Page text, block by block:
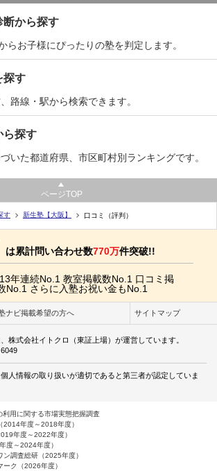
断から探す
らお子様にぴったりの塾を判定します。
探す
路線・駅から検索できます。
ら探す
いた都道府県、市区町村別ランキングです。
ページTOP
す 新生塾【大阪】 口コミ（評判）
は累計問い合わせ数770万件突破!!
ナビ掲載希望の方へ サイトマップ
、株式会社イトクロ（東証上場）が運営しています。
人情報の取り扱いが適切であると第三者が認定していま
用に関する市場実態把握調査
2014年度～2018年度）
年度～2022年度）
度～2024年度）
ン調査総研（2025年度）
ーク（2026年度）